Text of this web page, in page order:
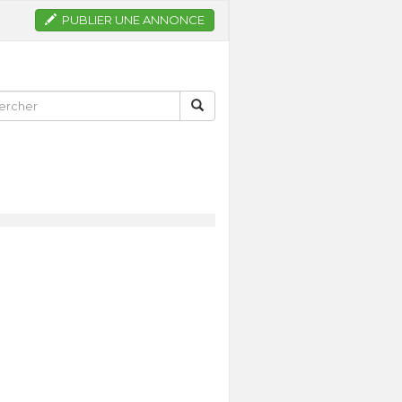
PUBLIER UNE ANNONCE